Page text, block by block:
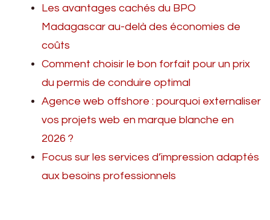
Les avantages cachés du BPO
Madagascar au-delà des économies de
coûts
Comment choisir le bon forfait pour un prix
du permis de conduire optimal
Agence web offshore : pourquoi externaliser
vos projets web en marque blanche en
2026 ?
Focus sur les services d’impression adaptés
aux besoins professionnels